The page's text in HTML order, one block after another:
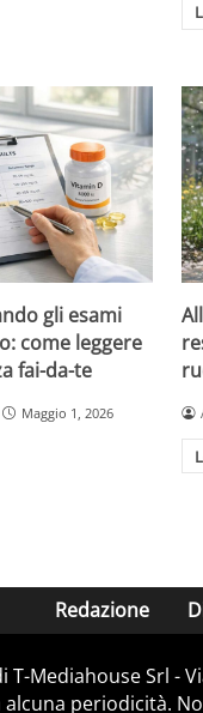
gli esami
come leggere
fai-da-te
Maggio 1, 2026
Redazione
Mediahouse Srl -
periodicità.